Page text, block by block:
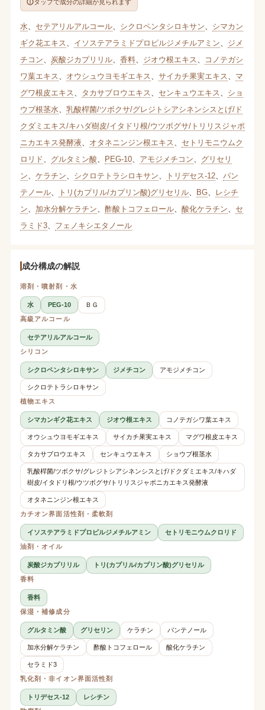
タップで成分の詳細が見られます
水 セテアリルアルコール、 シクロペンタシロキサン
シマカン
ギク花エキス
イソステアラミドプロピルジメチルアミン
ジメ
チコン
炭酸ジカプリリル、 香料、 ジオウ根エキス
コノテガシ
ワ葉エキス
オウシュウヨモギエキス サイカチ果実エキス
マ
グワ根皮エキス
タカサブロウエキス センキュウエキス
ショ
ウブ根茎水
乳酸桿菌/ツボクサ/グレジトシアシネンシスとげ/ド
クダミエキス/キハダ樹皮/イタドリ根/ウツボグサ/トリリスジャポ
ニカエキス発酵液
オタネニンジン根エキス
セトリモニウムク
ロリド
グルタミン酸 PEG-10、 アモジメチコン
グリセリ
ン
ケラチン シクロテトラシロキサン トリデセス-12、 パン
テノール、 トリ(カプリル/カプリン酸)グリセリル、 BG、
レシチ
ン
加水分解ケラチン 酢酸トコフェロール、 酸化ケラチン
セ
ラミド3、 フェノキシエタノール
成分構成の解説
溶剤・噴射剤・水
水 PEG-10
ＢＧ
高級アルコール
セテアリルアルコール
シリコン
シクロペンタシロキサン ジメチコン アモジメチコン
シクロテトラシロキサン
植物エキス
シマカンギク花エキス ジオウ根エキス コノテガシワ葉エキス
オウシュウヨモギエキス サイカチ果実エキス マグワ根皮エキス
タカサブロウエキス センキュウエキス ショウブ根茎水
乳酸桿菌/ツボクサ/グレジトシアシネンシスとげ/ドクダミエキス/キハダ
樹皮/イタドリ根/ウツボグサ/トリリスジャポニカエキス発酵液
オタネニンジン根エキス
カチオン界面活性剤・柔軟剤
イソステアラミドプロピルジメチルアミン
セトリモニウムクロリド
油剤・オイル
炭酸ジカプリリル
トリ(カプリル/カプリン酸)グリセリル
香料
香料
保湿・補修成分
グルタミン酸 グリセリン ケラチン パンテノール
加水分解ケラチン 酢酸トコフェロール 酸化ケラチン
セラミド3
乳化剤・非イオン界面活性剤
トリデセス-12
レシチン